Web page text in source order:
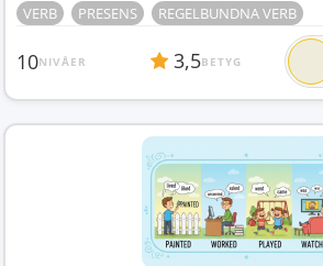
VERB PRESENS REGELBUNDNA VERB
10NIVÅER 3,5BETYG